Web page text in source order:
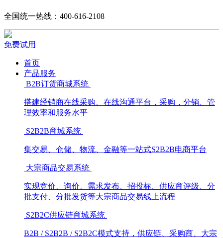
全国统一热线：400-616-2108
免费试用
首页
产品服务
B2B订货商城系统
搭建经销商在线采购、在线沟通平台，采购，分销、管
理效率和服务水平
S2B2B商城系统
集交易、仓储、物流、金融等一站式S2B2B电商平台
大宗商品交易系统
实现竞价、询价、需求发布、招投标、供应商评级、分
批支付、分批发货等大宗商品交易线上流程
S2B2C供应链商城系统
B2B / S2B2B / S2B2C模式支持，供应链、采购商、大宗